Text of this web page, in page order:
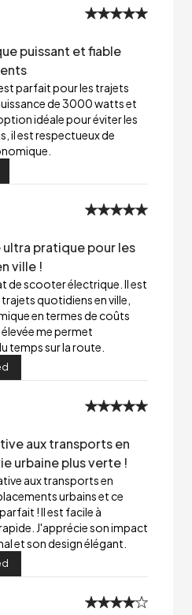
puissant et fiable
parfait pour les trajets
de 3000 watts et
idéale pour éviter les
il est respectueux de
pratique pour les
ville !
de scooter électrique. Il est
quotidiens en ville,
en termes de coûts
me permet
temps sur la route.
aux transports en
urbaine plus verte !
aux transports en
urbains et ce
! Il est facile à
J'apprécie son impact
et son design élégant.